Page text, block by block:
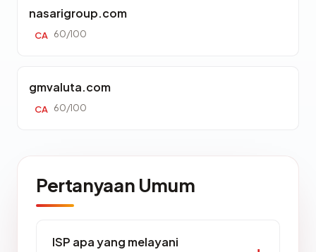
nasarigroup.com
CA 60/100
gmvaluta.com
CA 60/100
Pertanyaan Umum
ISP apa yang melayani